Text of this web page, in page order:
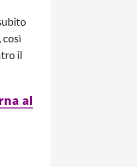
il
al